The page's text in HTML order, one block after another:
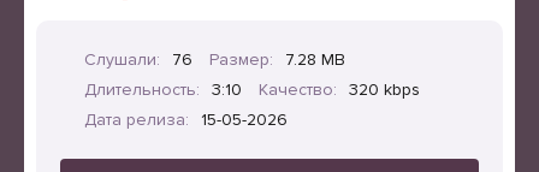
Слушали: 76 Размер:
7.28 MB
Длительность:
3:10 Качество:
320 kbps
Дата релиза:
15-05-2026